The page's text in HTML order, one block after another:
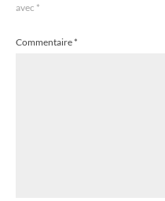
avec *
Commentaire*